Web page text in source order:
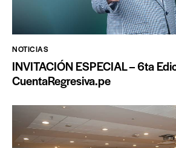
NOTICIAS
INVITACIÓN ESPECIAL – 6ta
CuentaRegresiva.pe